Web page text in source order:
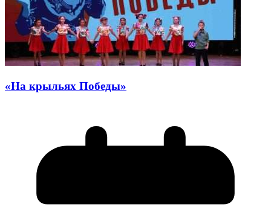
«На крыльях Победы»